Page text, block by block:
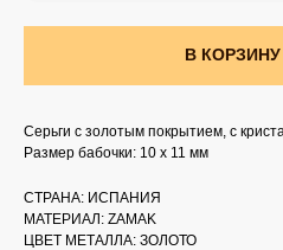
В КОРЗИНУ
Серьги с золотым покрытием, с
Размер бабочки: 10 х 11 мм
СТРАНА: ИСПАНИЯ
МАТЕРИАЛ: ZAMAK
ЦВЕТ МЕТАЛЛА: ЗОЛОТО